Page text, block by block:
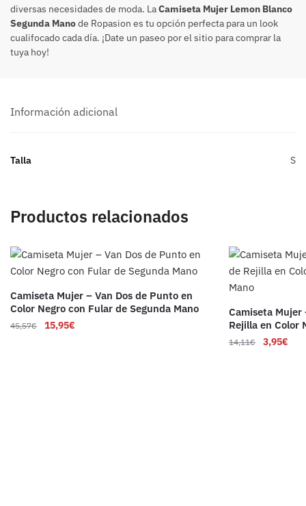
diversas necesidades de moda. LaCamiseta Mujer Lemon Blanco
Segunda Manode Ropasion es tu opción perfecta para un look
cualifocado cada día. ¡Date un paseo por el sitio para comprar la
tuya hoy!
Información adicional
Talla S
Productos relacionados
Camiseta Mujer – Van Dos de Punto en
Color Negro con Fular de Segunda Mano
45,57€ 15,95€
Camiseta Mujer
Rejilla en Color
14,11€ 3,95€